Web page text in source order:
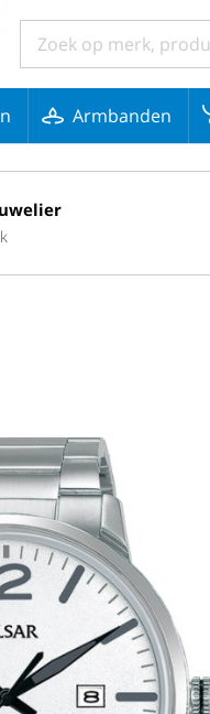
Armbanden